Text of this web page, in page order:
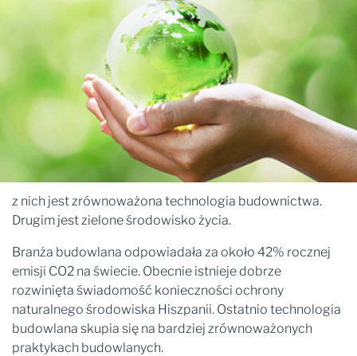
z nich jest zrównoważona technologia budownictwa.
Drugim jest zielone środowisko życia.
Branża budowlana odpowiadała za około 42% rocznej
emisji CO2 na świecie. Obecnie istnieje dobrze
rozwinięta świadomość konieczności ochrony
naturalnego środowiska Hiszpanii. Ostatnio technologia
budowlana skupia się na bardziej zrównoważonych
praktykach budowlanych.